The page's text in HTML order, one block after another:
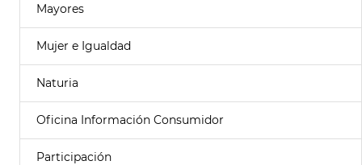
Mayores
Mujer e Igualdad
Naturia
Oficina Información Consumidor
Participación